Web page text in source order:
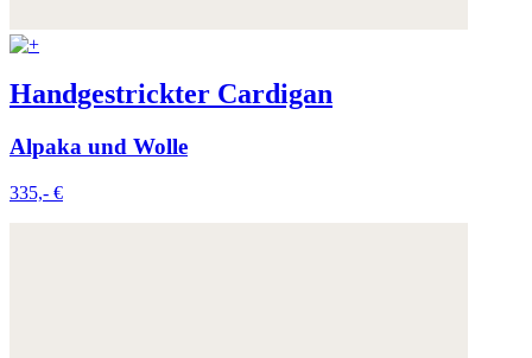
Handgestrickter Cardigan
Alpaka und Wolle
335,- €